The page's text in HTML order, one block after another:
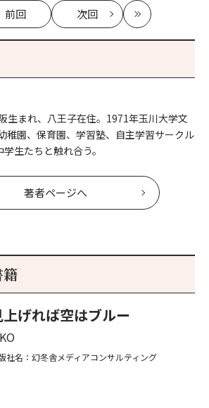
前回
記
次回
記
最
新
生まれ、八王子在住。1971年玉川大学文
稚園、保育園、学習塾、自主学習サークル
生たちと触れ合う。
著者ページへ
籍
上げれば空はブルー
社名：幻冬舎メディアコンサルティング